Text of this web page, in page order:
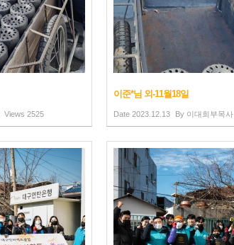
Views 2525
이준*님 외-11월18일
Date 2023.12.13 By 이대희부목사